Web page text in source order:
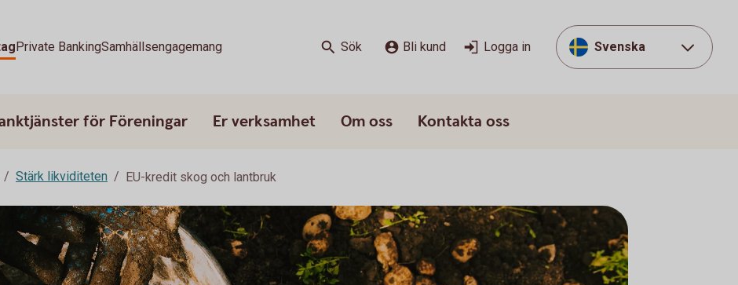
Private BankingSamhällsengagemang Sök Bli kund Logga in Svenska
för Föreningar Er verksamhet Om oss Kontakta oss
Stärk likviditeten EU-kredit skog och lantbruk